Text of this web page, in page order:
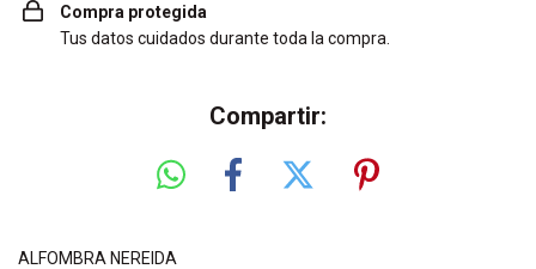
Compra protegida
Tus datos cuidados durante toda la compra.
Compartir:
ALFOMBRA NEREIDA